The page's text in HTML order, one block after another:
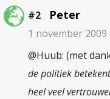
#2 Peter
1 november 2009
@Huub: (met
de politiek
heel veel